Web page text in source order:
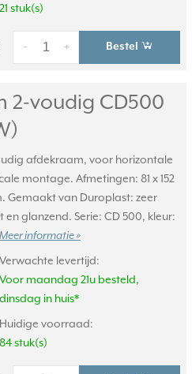
21 stuk(s)
+
- Bestel
2-voudig CD500
afdekraam, voor horizontale
montage. Afmetingen: 81 x 152
Gemaakt van Duroplast: zeer
en glanzend. Serie: CD 500, kleur:
Meer informatie »
Verwachte levertijd:
Voor maandag 21u besteld,
dinsdag in huis*
Huidige voorraad:
84 stuk(s)